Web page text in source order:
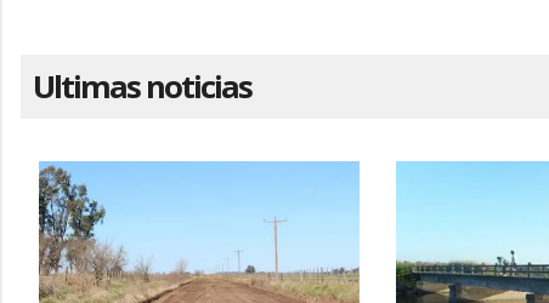
Ultimas noticias